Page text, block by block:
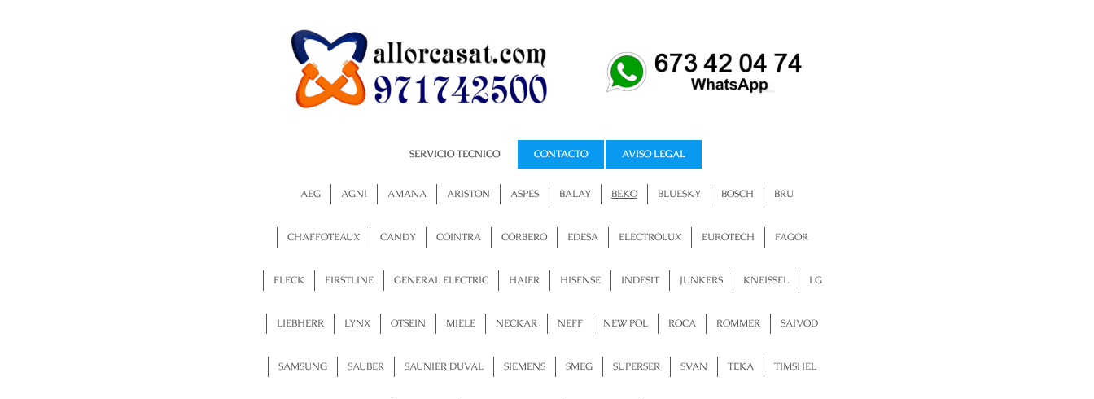
SERVICIO TECNICO CONTACTO AVISO LEGAL
Att. Telefónica 24 H
AEG AGNI AMANA ARISTON ASPES BALAY BEKO BLUESKY BOSCH BRU
CHAFFOTEAUX CANDY COINTRA CORBERO EDESA ELECTROLUX EUROTECH FAGOR
FLECK FIRSTLINE GENERAL ELECTRIC HAIER HISENSE INDESIT JUNKERS KNEISSEL LG
LIEBHERR LYNX OTSEIN MIELE NECKAR NEFF NEW POL ROCA ROMMER SAIVOD
SAMSUNG SAUBER SAUNIER DUVAL SIEMENS SMEG SUPERSER SVAN TEKA TIMSHEL